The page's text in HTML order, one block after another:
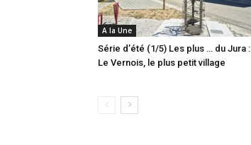
A la Une
Série d’été (1/5) Les plus … du Jura :
Le Vernois, le plus petit village